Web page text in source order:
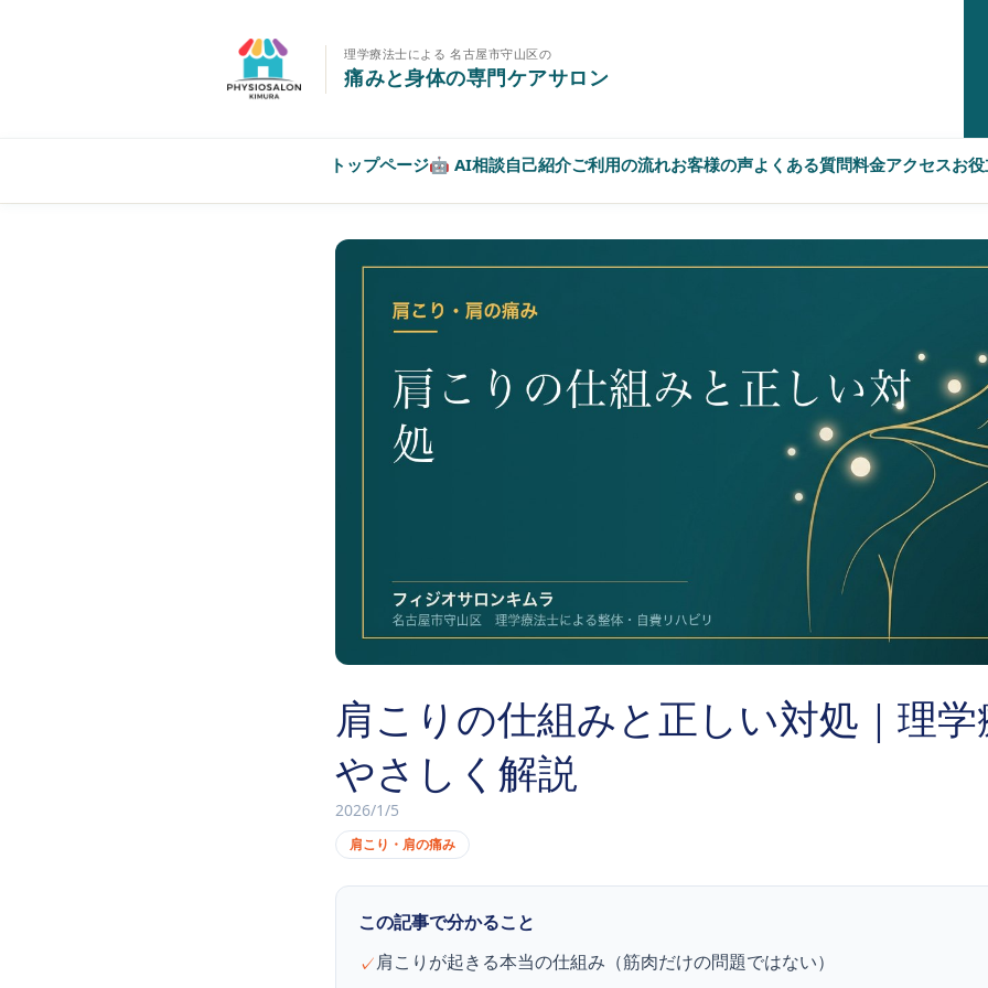
理学療法士による 名古屋市守山区の
痛みと身体の専門ケアサロン
トップページ🤖 AI相談自己紹介ご利用の流れお客様の声よくある質問料金アクセスお
肩こりの仕組みと正しい対処｜理
やさしく解説
2026/1/5
肩こり・肩の痛み
この記事で分かること
✓肩こりが起きる本当の仕組み（筋肉だけの問題ではない）